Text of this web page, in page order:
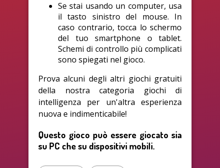
Se stai usando un computer, usa
il tasto sinistro del mouse. In
caso contrario, tocca lo schermo
del tuo smartphone o tablet.
Schemi di controllo più complicati
sono spiegati nel gioco.
Prova alcuni degli altri giochi gratuiti
della nostra categoria giochi di
intelligenza per un'altra esperienza
nuova e indimenticabile!
Questo gioco può essere giocato sia
su PC che su dispositivi mobili.